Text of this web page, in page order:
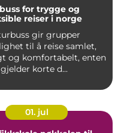
for trygge og
reiser i norge
gir grupper
til å reise samlet,
og komfortabelt, enten
korte d...
01. jul